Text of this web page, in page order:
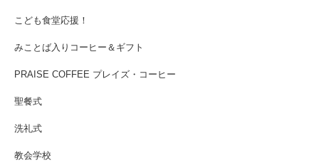
こども食堂応援！
みことば入りコーヒー＆ギフト
PRAISE COFFEE プレイズ・コーヒー
聖餐式
洗礼式
教会学校